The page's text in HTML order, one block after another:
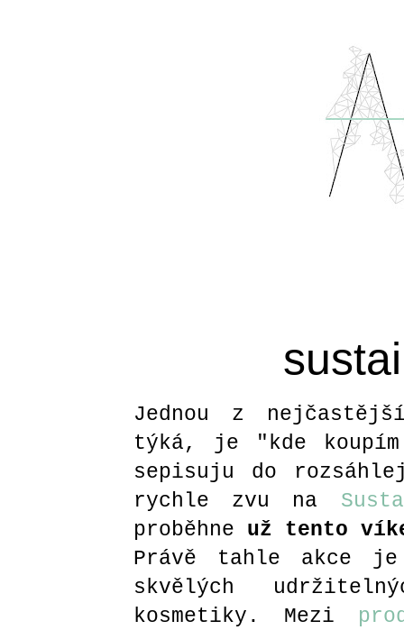
Jednou z
týká, je "kde koupím
sepisuju do
rychle zvu na
proběhne už tento
Právě tahle akce
skvělých
kosmetiky. Mezi